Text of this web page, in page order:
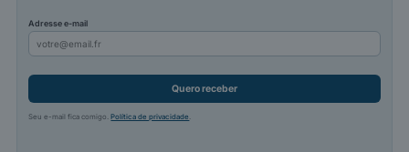
Adresse e-mail
Quero receber
Seu e-mail fica comigo.Política de privacidade